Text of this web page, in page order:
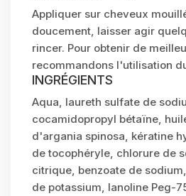
Appliquer sur cheveux
doucement, laisser agir
rincer. Pour obtenir de
recommandons l'utilisation
INGRÉGIENTS
Aqua, laureth sulfate de
cocamidopropyl bétaïne,
d'argania spinosa, kératine
de tocophéryle, chlorure de
citrique, benzoate de
de potassium, lanoline Peg-